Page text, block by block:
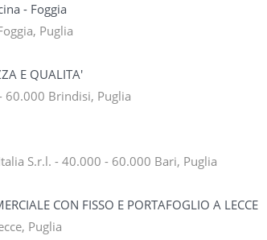
- Foggia
Puglia
E QUALITA'
60.000 Brindisi, Puglia
S.r.l. - 40.000 - 60.000 Bari, Puglia
CON FISSO E PORTAFOGLIO A LECCE
Puglia